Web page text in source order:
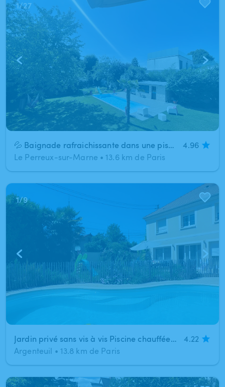
1/27
💦 Baignade rafraichissante dans une piscine au sel, entourée de verdure luxuriante, à 2 pas de Paris 🌳🚉
4.96
Le Perreux-sur-Marne • 13.6 km de Paris
1/9
Jardin privé sans vis à vis Piscine chauffée , terasse , barbecue
4.22
Argenteuil • 13.8 km de Paris